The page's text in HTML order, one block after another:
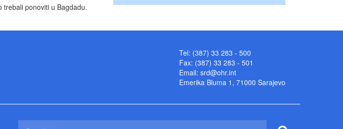
trebali ponoviti u Bagdadu.
Tel: (387) 33 283 - 500
Fax: (387) 33 283 - 501
Email: srd@ohr.int
Emerika Bluma 1, 71000 Sarajevo